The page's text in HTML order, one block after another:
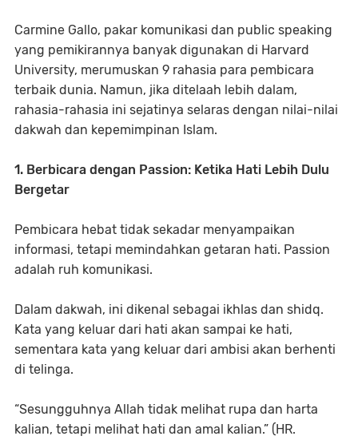
Carmine Gallo, pakar komunikasi dan public speaking
yang pemikirannya banyak digunakan di Harvard
University, merumuskan 9 rahasia para pembicara
terbaik dunia. Namun, jika ditelaah lebih dalam,
rahasia-rahasia ini sejatinya selaras dengan nilai-nilai
dakwah dan kepemimpinan Islam.
1. Berbicara dengan Passion: Ketika Hati Lebih Dulu
Bergetar
Pembicara hebat tidak sekadar menyampaikan
informasi, tetapi memindahkan getaran hati. Passion
adalah ruh komunikasi.
Dalam dakwah, ini dikenal sebagai ikhlas dan shidq.
Kata yang keluar dari hati akan sampai ke hati,
sementara kata yang keluar dari ambisi akan berhenti
di telinga.
“Sesungguhnya Allah tidak melihat rupa dan harta
kalian, tetapi melihat hati dan amal kalian.” (HR.